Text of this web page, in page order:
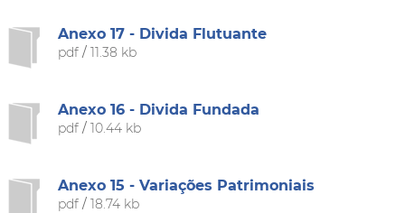
Anexo 17 - Divida Flutuante
pdf/ 11.38 kb
Anexo 16 - Divida Fundada
pdf/ 10.44 kb
Anexo 15 - Variações Patrimoniais
pdf/ 18.74 kb